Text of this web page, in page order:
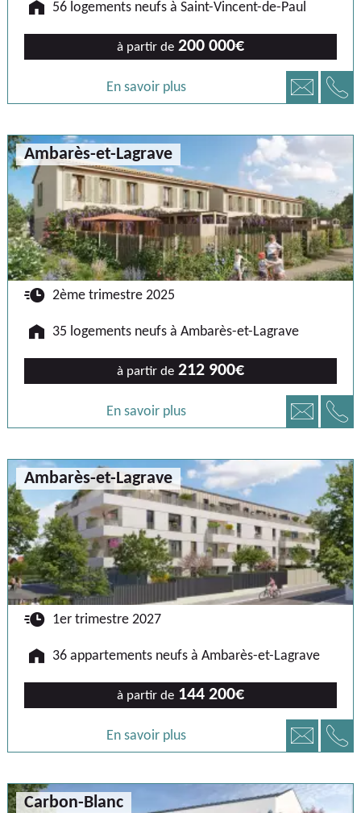
🏠 56 logements neufs à Saint-Vincent-de-Paul
à partir de 200 000€
En savoir plus 📧 📞
Ambarès-et-Lagrave
🕐 2ème trimestre 2025
🏠 35 logements neufs à Ambarès-et-Lagrave
à partir de 212 900€
En savoir plus 📧 📞
Ambarès-et-Lagrave
🕐 1er trimestre 2027
🏠 36 appartements neufs à Ambarès-et-Lagrave
à partir de 144 200€
En savoir plus 📧 📞
Carbon-Blanc